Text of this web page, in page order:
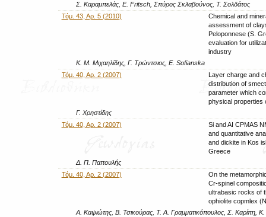
Σ. Καραμπελάς, E. Fritsch, Σπύρος Σκλαβούνος, Τ. Σολδάτος
Τόμ. 43, Αρ. 5 (2010)
Chemical and
assessment of
Peloponnese (S.
evaluation for
industry
Κ. Μ. Μιχαηλίδης, Γ. Τρώντσιος, E. Sofianska
Τόμ. 40, Αρ. 2 (2007)
Layer charge and
distribution of
parameter which
physical properties
Γ. Χρηστίδης
Τόμ. 40, Αρ. 2 (2007)
Si and AI CPMAS
and quantitative
and dickite in Kos
Greece
Δ. Π. Παπουλής
Τόμ. 40, Αρ. 2 (2007)
On the
Cr-spinel
ultrabasic rocks of
ophiolite copmlex
Α. Καψιώτης, Β. Τσικούρας, Τ. Α. Γραμματικόπουλος, Σ. Καρίπη, Κ.